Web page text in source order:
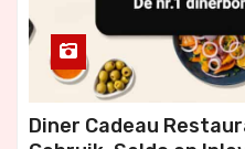
Diner Cadeau